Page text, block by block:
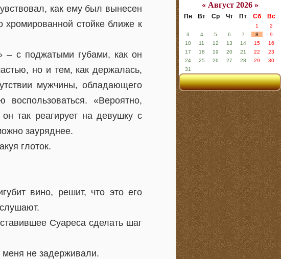
как ему был вынесен
стойке ближе к
с поджатыми губами, как он
но и тем, как держалась,
мужчины, обладающего
«Вероятно,
так реагирует на девушку с
зауряднее.
глоток.
вино, решит, что это его
Суареса сделать шаг
меня не задерживали.
« Август 2026 »
Пн Вт Ср Чт Пт Сб Вс
1
2
3
4 5 6 7 8
9
10
11 12 13 14 15
16
17
18 19 20 21 22
23
24
25 26 27 28 29
30
31